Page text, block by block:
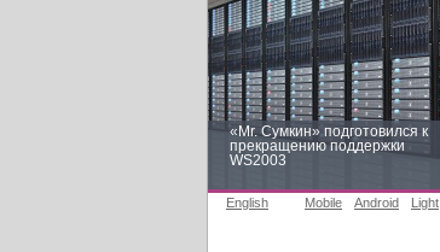
«Mr. Сумкин» подготовился к
прекращению поддержки
WS2003
English Mobile Android Light